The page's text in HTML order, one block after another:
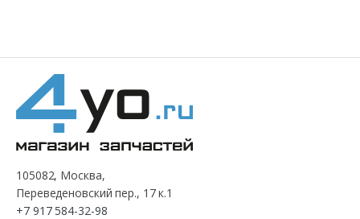
105082, Москва,
Переведеновский пер., 17 к.1
+7 917 584-32-98